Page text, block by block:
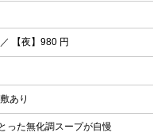
【夜】980 円
あり
った無化調スープが自慢